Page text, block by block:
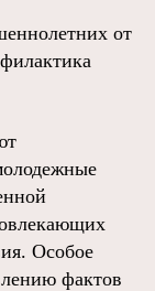
от
Особое
фактов